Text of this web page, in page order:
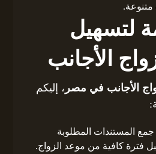
لتسهيل
الأجانب
الأجانب في مصر ، إليكم
جمع المستندات المطلوبة
فترة كافية من موعد الزواج.